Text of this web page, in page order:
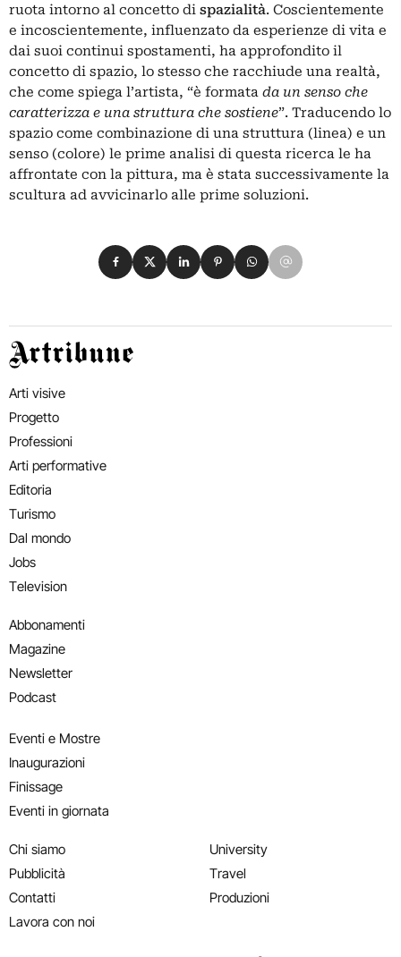
ruota intorno al concetto di spazialità. Coscientemente
e incoscientemente, influenzato da esperienze di vita e
dai suoi continui spostamenti, ha approfondito il
concetto di spazio, lo stesso che racchiude una realtà,
che come spiega l’artista, “è formata da un senso che
caratterizza e una struttura che sostiene”. Traducendo lo
spazio come combinazione di una struttura (linea) e un
senso (colore) le prime analisi di questa ricerca le ha
affrontate con la pittura, ma è stata successivamente la
scultura ad avvicinarlo alle prime soluzioni.
Condividi su Facebook
Condividi su X
Condividi su LinkedIn
Condividi su Pinterest
Condividi su WhatsApp
Condividi su Email
Artribune
Arti visive
Progetto
Professioni
Arti performative
Editoria
Turismo
Dal mondo
Jobs
Television
Abbonamenti
Magazine
Newsletter
Podcast
Eventi e Mostre
Inaugurazioni
Finissage
Eventi in giornata
Chi siamo
Pubblicità
Contatti
Lavora con noi
University
Travel
Produzioni